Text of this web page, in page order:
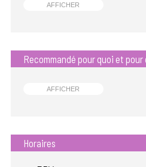
AFFICHER
Recommandé pour quoi et pour
AFFICHER
Horaires